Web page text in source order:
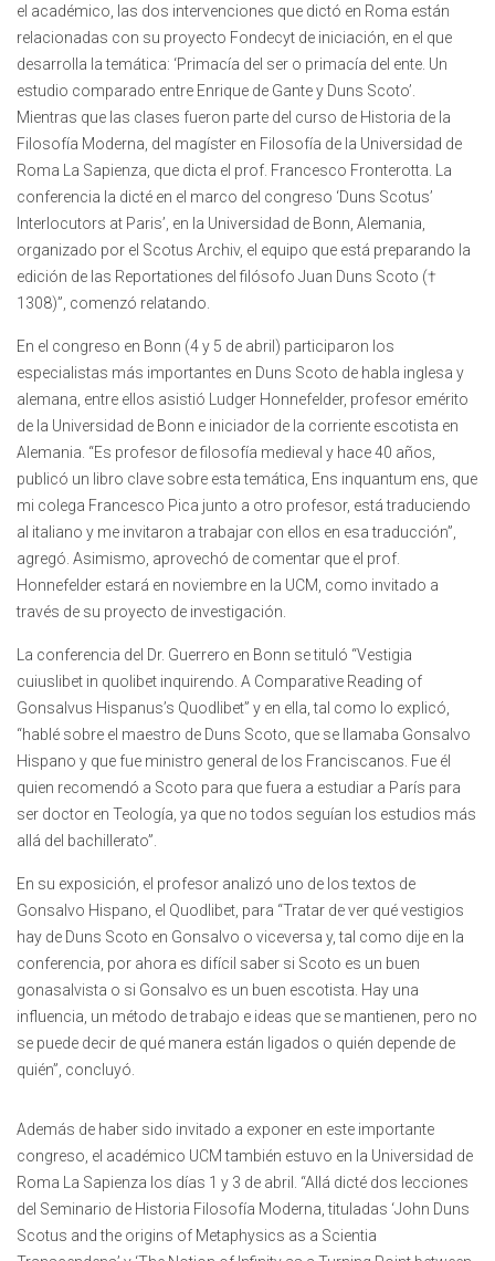
el académico, las dos intervenciones que dictó en Roma están
relacionadas con su proyecto Fondecyt de iniciación, en el que
desarrolla la temática: ‘Primacía del ser o primacía del ente. Un
estudio comparado entre Enrique de Gante y Duns Scoto’.
Mientras que las clases fueron parte del curso de Historia de la
Filosofía Moderna, del magíster en Filosofía de la Universidad de
Roma La Sapienza, que dicta el prof. Francesco Fronterotta. La
conferencia la dicté en el marco del congreso ‘Duns Scotus’
Interlocutors at Paris’, en la Universidad de Bonn, Alemania,
organizado por el Scotus Archiv, el equipo que está preparando la
edición de las Reportationes del filósofo Juan Duns Scoto (†
1308)”, comenzó relatando.
En el congreso en Bonn (4 y 5 de abril) participaron los
especialistas más importantes en Duns Scoto de habla inglesa y
alemana, entre ellos asistió Ludger Honnefelder, profesor emérito
de la Universidad de Bonn e iniciador de la corriente escotista en
Alemania. “Es profesor de filosofía medieval y hace 40 años,
publicó un libro clave sobre esta temática, Ens inquantum ens, que
mi colega Francesco Pica junto a otro profesor, está traduciendo
al italiano y me invitaron a trabajar con ellos en esa traducción”,
agregó. Asimismo, aprovechó de comentar que el prof.
Honnefelder estará en noviembre en la UCM, como invitado a
través de su proyecto de investigación.
La conferencia del Dr. Guerrero en Bonn se tituló “Vestigia
cuiuslibet in quolibet inquirendo. A Comparative Reading of
Gonsalvus Hispanus’s Quodlibet” y en ella, tal como lo explicó,
“hablé sobre el maestro de Duns Scoto, que se llamaba Gonsalvo
Hispano y que fue ministro general de los Franciscanos. Fue él
quien recomendó a Scoto para que fuera a estudiar a París para
ser doctor en Teología, ya que no todos seguían los estudios más
allá del bachillerato”.
En su exposición, el profesor analizó uno de los textos de
Gonsalvo Hispano, el Quodlibet, para “Tratar de ver qué vestigios
hay de Duns Scoto en Gonsalvo o viceversa y, tal como dije en la
conferencia, por ahora es difícil saber si Scoto es un buen
gonasalvista o si Gonsalvo es un buen escotista. Hay una
influencia, un método de trabajo e ideas que se mantienen, pero no
se puede decir de qué manera están ligados o quién depende de
quién”, concluyó.
Además de haber sido invitado a exponer en este importante
congreso, el académico UCM también estuvo en la Universidad de
Roma La Sapienza los días 1 y 3 de abril. “Allá dicté dos lecciones
del Seminario de Historia Filosofía Moderna, tituladas ‘John Duns
Scotus and the origins of Metaphysics as a Scientia